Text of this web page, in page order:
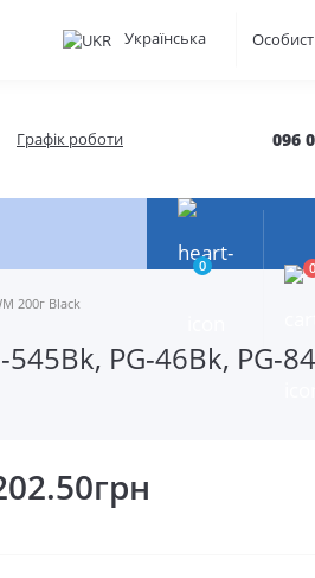
Українська
Графік роботи 096
0 0
200г Black
PG-46Bk, PG-